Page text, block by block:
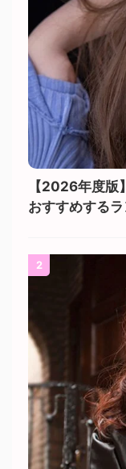
【2026年度版
おすすめする
2